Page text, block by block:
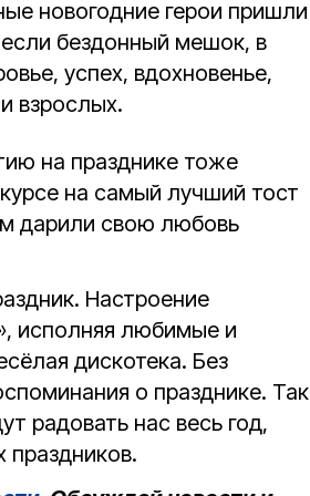
новогодние герои пришли
бездонный мешок, в
успех, вдохновенье,
взрослых.
на празднике тоже
на самый лучший тост
дарили свою любовь
Настроение
исполняя любимые и
дискотека. Без
о празднике. Так
радовать нас весь год,
праздников.